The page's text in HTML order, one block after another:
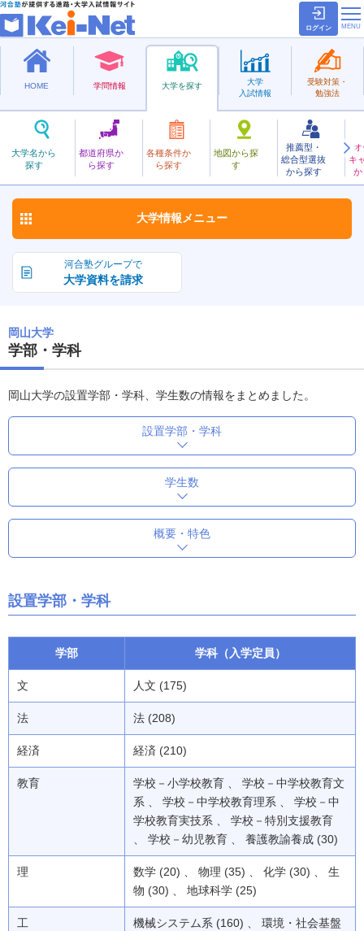
ログイン
HOME 学問情報 大学を探す
大学名から
探す
都道府県か
ら探す
各種条件か
ら探す
地図から探
す
推薦型・
総合型選抜
から探す
キ
か
大学
入試情報
受験対策・
勉強法
国立
おかやま
岡山大学 お気に入り
河合塾グループで
大学資料を請求
大学情報 メニュー
岡山大学
学部・学科
岡山大学の設置学部・学科、学生数の情報をまとめました。
設置学部・学科
学生数
概要・特色
設置学部・学科
学部 学科（入学定員）
文 人文 (175)
法 法 (208)
経済 経済 (210)
教育
学校－小学校教育 、 学校－中学校教育文
系 、 学校－中学校教育理系 、 学校－中
学校教育実技系 、 学校－特別支援教育
、 学校－幼児教育 、 養護教諭養成 (30)
理
数学 (20) 、 物理 (35) 、 化学 (30) 、 生
物 (30) 、 地球科学 (25)
工
機械システム系 (160) 、 環境・社会基盤